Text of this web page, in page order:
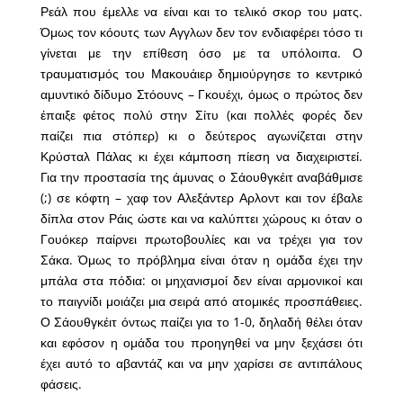
Ρεάλ που έμελλε να είναι και το τελικό σκορ του ματς.
Όμως τον κόουτς των Αγγλων δεν τον ενδιαφέρει τόσο τι
γίνεται με την επίθεση όσο με τα υπόλοιπα. Ο
τραυματισμός του Μακουάιερ δημιούργησε το κεντρικό
αμυντικό δίδυμο Στόουνς – Γκουέχι, όμως ο πρώτος δεν
έπαιξε φέτος πολύ στην Σίτυ (και πολλές φορές δεν
παίζει πια στόπερ) κι ο δεύτερος αγωνίζεται στην
Κρύσταλ Πάλας κι έχει κάμποση πίεση να διαχειριστεί.
Για την προστασία της άμυνας ο Σάουθγκέιτ αναβάθμισε
(;) σε κόφτη – χαφ τον Αλεξάντερ Αρλοντ και τον έβαλε
δίπλα στον Ράις ώστε και να καλύπτει χώρους κι όταν ο
Γουόκερ παίρνει πρωτοβουλίες και να τρέχει για τον
Σάκα. Όμως το πρόβλημα είναι όταν η ομάδα έχει την
μπάλα στα πόδια: οι μηχανισμοί δεν είναι αρμονικοί και
το παιγνίδι μοιάζει μια σειρά από ατομικές προσπάθειες.
Ο Σάουθγκέιτ όντως παίζει για το 1-0, δηλαδή θέλει όταν
και εφόσον η ομάδα του προηγηθεί να μην ξεχάσει ότι
έχει αυτό το αβαντάζ και να μην χαρίσει σε αντιπάλους
φάσεις.